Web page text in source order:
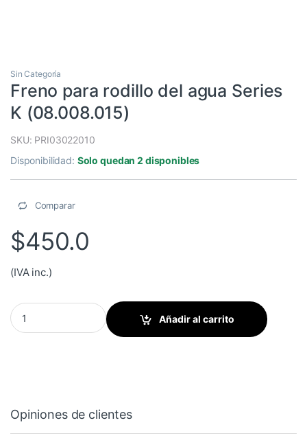
Sin Categoría
Freno para rodillo del agua Series
K (08.008.015)
SKU: PRI03022010
Disponibilidad: Solo quedan 2 disponibles
Comparar
$450.0
(IVA inc.)
Freno para rodillo del agua Series K (08.008.015) quantity
Añadir al carrito
Opiniones de clientes